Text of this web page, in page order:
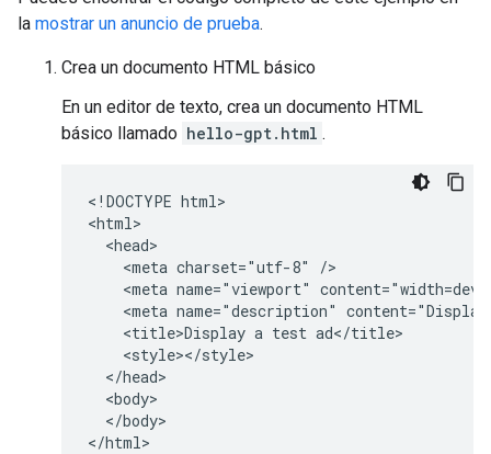
la mostrar un anuncio de prueba.
Crea un documento HTML básico
En un editor de texto, crea un documento HTML
básico llamado hello-gpt.html .
<!DOCTYPE html>
<html>
  <head>
    <meta charset="utf-8" />
<meta name="viewport"
<meta name="description"
    <title>Display a test ad</title>
    <style></style>
  </head>
  <body>
  </body>
</html>